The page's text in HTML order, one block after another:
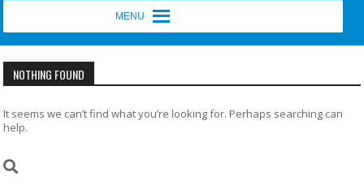
NOTHING FOUND
It seems we can’t find what you’re looking for. Perhaps searching can
help.